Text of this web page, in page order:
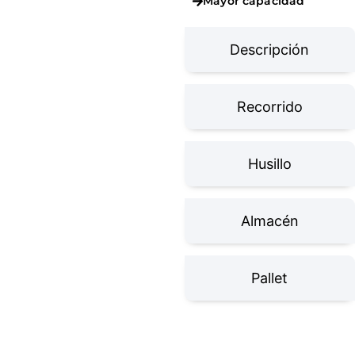
Descripción
Recorrido
Husillo
Almacén
Pallet